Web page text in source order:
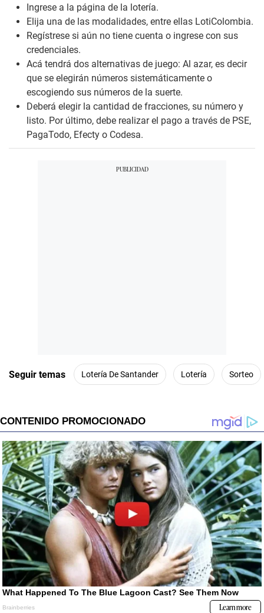
Ingrese a la página de la lotería.
Elija una de las modalidades, entre ellas LotiColombia.
Regístrese si aún no tiene cuenta o ingrese con sus
credenciales.
Acá tendrá dos alternativas de juego: Al azar, es decir
que se elegirán números sistemáticamente o
escogiendo sus números de la suerte.
Deberá elegir la cantidad de fracciones, su número y
listo. Por último, debe realizar el pago a través de PSE,
PagaTodo, Efecty o Codesa.
Seguir temas Lotería De Santander Lotería Sorteo